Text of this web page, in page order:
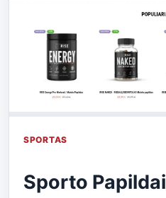
SPORTAS
Sporto Papildai